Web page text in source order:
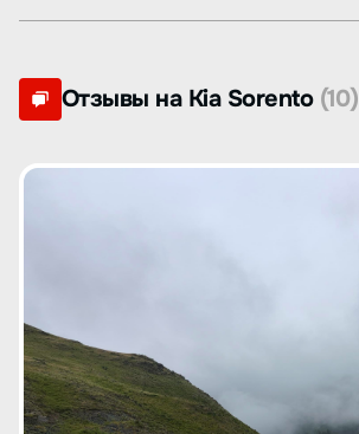
Отзывы на Kia Sorento (10)